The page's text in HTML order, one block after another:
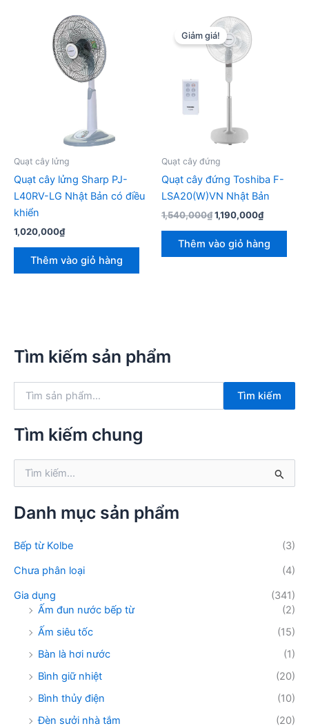
Quạt cây lửng
Quạt cây lửng Sharp PJ-
L40RV-LG Nhật Bản có điều
khiển
1,020,000₫
Thêm vào giỏ hàng
Giảm giá!
Quạt cây đứng
Quạt cây đứng Toshiba F-
LSA20(W)VN Nhật Bản
1,540,000₫Giá
là:
1,540,000₫.
1,190,000₫Giá
là:
Thêm vào giỏ hàng
Tìm kiếm sản phẩm
k
ế
:
Tìm kiếm
Tìm kiếm chung
k
i
m
Danh mục sản phẩm
Bếp từ Kolbe
(3)
Chưa phân loại
(4)
Gia dụng
(341)
Ấm đun nước bếp từ
(2)
Ấm siêu tốc
(15)
Bàn là hơi nước
(1)
Bình giữ nhiệt
(20)
Bình thủy điện
(10)
Đèn sưởi nhà tắm
(20)